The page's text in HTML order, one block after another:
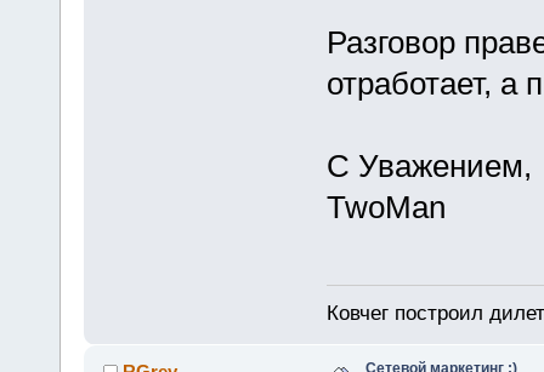
Разговор
отработает,
С Уважением,
TwoMan
Ковчег построил
Сетевой маркетинг :)